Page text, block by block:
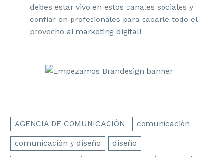
debes estar vivo en estos canales sociales y
confiar en profesionales para sacarle todo el
provecho al marketing digital!
AGENCIA DE COMUNICACIÓN comunicación
comunicación y diseño diseño